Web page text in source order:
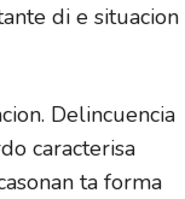
di e situacion
Delincuencia
caracterisa
ta forma